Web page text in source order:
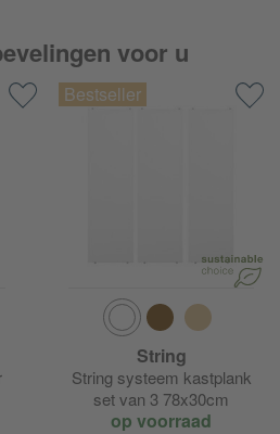
voor u
String
String systeem kastplank
set van 3 78x30cm
op voorraad